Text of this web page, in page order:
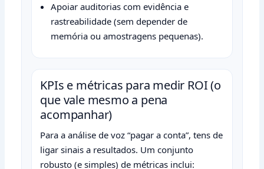
Apoiar auditorias com evidência e
rastreabilidade (sem depender de
memória ou amostragens pequenas).
KPIs e métricas para medir ROI (o
que vale mesmo a pena
acompanhar)
Para a análise de voz “pagar a conta”, tens de
ligar sinais a resultados. Um conjunto
robusto (e simples) de métricas inclui: